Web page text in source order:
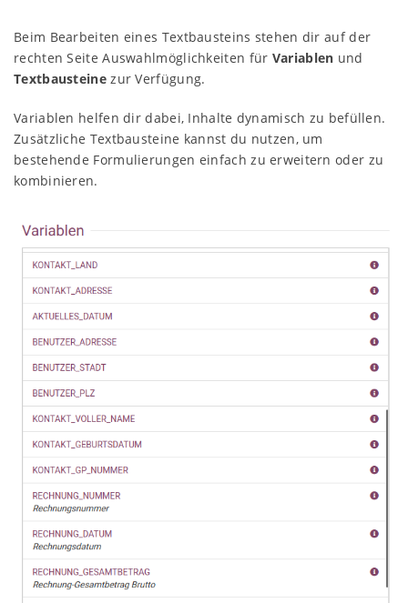
Beim Bearbeiten eines Textbausteins stehen dir auf der
rechten Seite Auswahlmöglichkeiten für Variablen und
Textbausteinezur Verfügung.
Variablen helfen dir dabei, Inhalte dynamisch zu befüllen.
Zusätzliche Textbausteine kannst du nutzen, um
bestehende Formulierungen einfach zu erweitern oder zu
kombinieren.